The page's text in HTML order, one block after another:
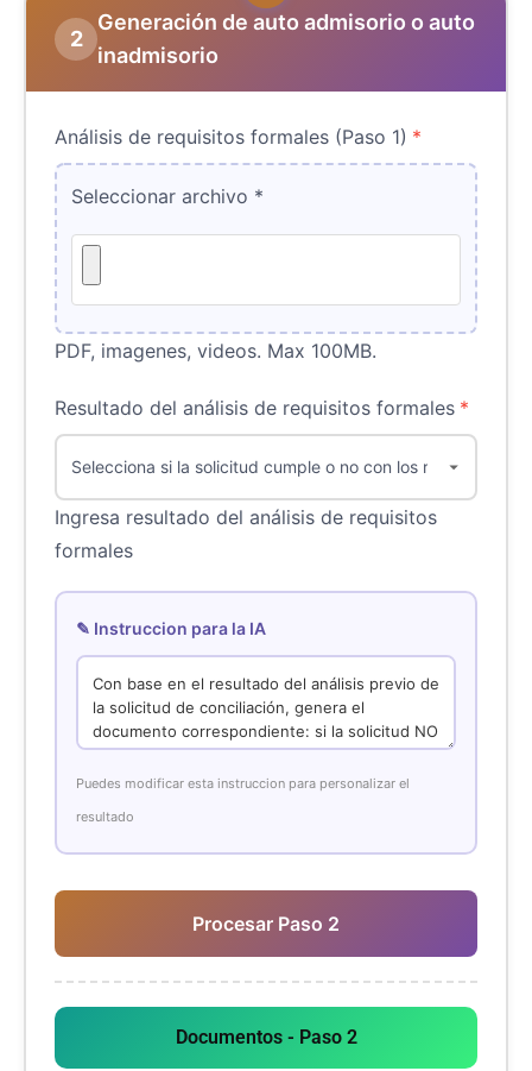
2
Generación de auto admisorio o auto
inadmisorio
Análisis de requisitos formales (Paso 1) *
Seleccionar archivo *
PDF, imagenes, videos. Max 100MB.
Resultado del análisis de requisitos formales *
Ingresa resultado del análisis de requisitos
formales
✎ Instruccion para la IA
Puedes modificar esta instruccion para personalizar el
resultado
Procesar Paso 2
Documentos - Paso 2